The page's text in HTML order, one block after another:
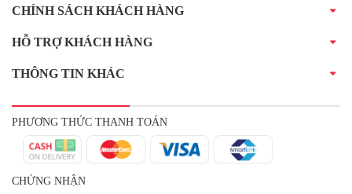
CHÍNH SÁCH KHÁCH HÀNG
HỖ TRỢ KHÁCH HÀNG
THÔNG TIN KHÁC
PHƯƠNG THỨC THANH TOÁN
CHỨNG NHẬN